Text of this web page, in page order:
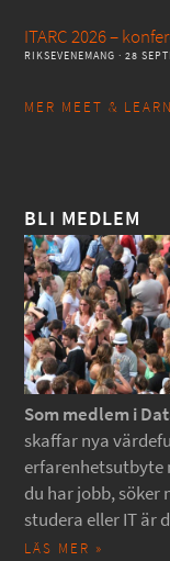
ITARC 2026 –
RIKSEVENEMANG · 28
MER MEET &
BLI MEDLEM
Som medlem i
skaffar nya
erfarenhetsutbyte
du har jobb,
studera eller IT är
LÄS MER »